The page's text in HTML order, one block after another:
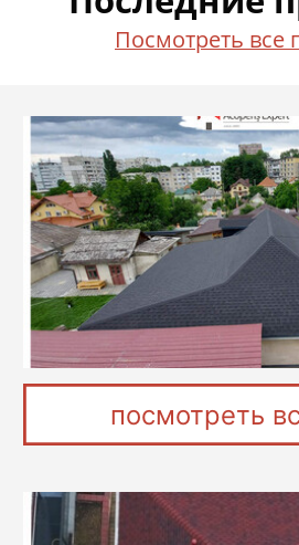
Посмотреть все
посмотреть